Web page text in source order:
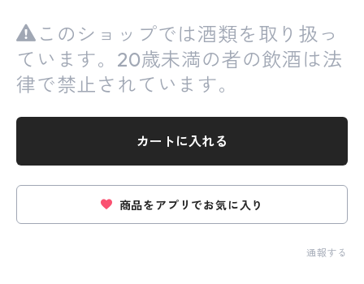
このショップでは酒類を取り扱っ
ています。20歳未満の者の飲酒は法
律で禁止されています。
カートに入れる
商品をアプリでお気に入り
通報する